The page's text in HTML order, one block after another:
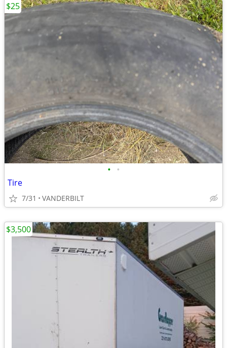
• •
Tire
7/31 VANDERBILT
$25
$3,500